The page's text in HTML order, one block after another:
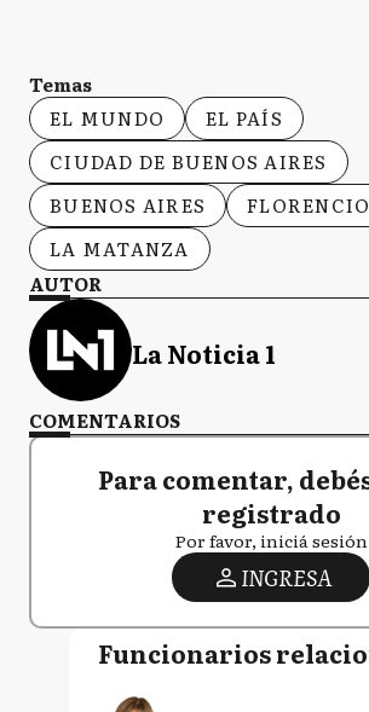
Temas
EL MUNDO
EL PAÍS
CIUDAD DE BUENOS AIRES
BUENOS AIRES
LA MATANZA
AUTOR
La Noticia 1
COMENTARIOS
Para comentar,
registrado
Por favor, iniciá sesión
INGRESA
Funcionarios